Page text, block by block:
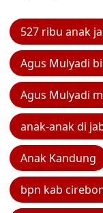
527 ribu anak
Agus Mulyadi
Agus Mulyadi
anak-anak di
Anak Kandung
bpn kab